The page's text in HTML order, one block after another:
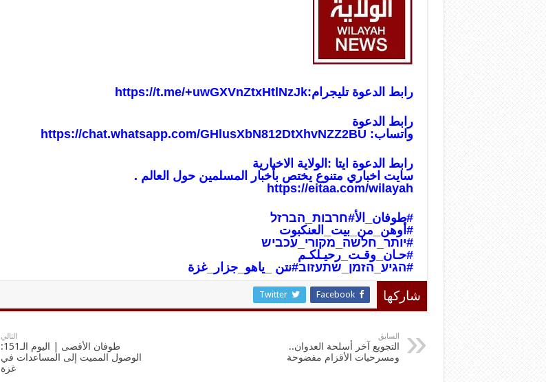
رابط الدعوة تليجرام:https://t.me/+uwGXVnZtxHtlNzJk
رابط الدعوة
واتساب: https://chat.whatsapp.com/GHlusXbN812DtXhvNZZ2BU
رابط الدعوة ايتا :الولاية الاخبارية
سايت اخباري متنوع يختص بأخبار المسلمين حول العالم .
https://eitaa.com/wilayah
#طوفان_الأ#חרבות_הברזל
#أوهن_من_بيت_العنكبوت
#יותר_חלשה_מקורי_עכביש
#حـان_وقـت_رحيـلكـم
#הגיע_הזמן_שתעזוב#نتن _ياهو_جزار_غزة
شاركها Facebook
Twitter
السابق
التجويع آخر أسلحة العدوان..
ومسرحيات الأقزام مفضوحة
التالي
طوفان الأقصى | اليوم الـ151:
الوصول المميت إلى المساعدات في
غزة